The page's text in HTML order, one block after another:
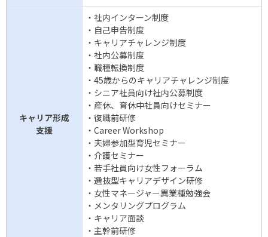
キャリア形成
支援
・社内インターン制度
・自己申告制度
・キャリアチャレンジ制度
・社内公募制度
・職種転換制度
・45歳からのキャリアチャレンジ制度
・シニア社員向け社内公募制度
・産休、育休中社員向けセミナー
・復職前研修
・Career Workshop
・夫婦参加型育児セミナー
・介護セミナー
・若手社員向け女性フォーラム
・選抜型キャリアデザイン研修
・女性マネージャー異業種勉強会
・メンタリングプログラム
・キャリア面談
・主幹前研修